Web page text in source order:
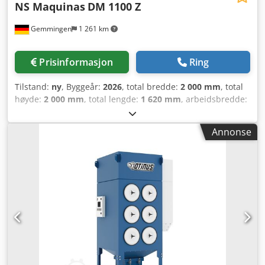
Gemmingen 1 261 km
NS Maquinas DM 1100 Z
Prisinformasjon Ring
Tilstand: ny, Byggeår: 2026, total bredde: 2 000 mm, total
høyde: 2 000 mm, total lengde: 1 620 mm, arbeidsbredde:
1 000 kg, effekt:
inngangsstrøm:20 A, maks. platetykkelse:120 mm, maks.
, Avgrading opptil 1100 mm.
Avgrading av metallskårne deler med opptil 1100 mm
bredde. DM1100 Z foredler og avgraderer lettmetallplater
skåret med laser, stansing eller sakser. Crsdpfxotzfpke Ah
Djf Denne maskinen er utstyrt med én bredbåndsstasjon
som kan brukes til avgrading av deler med en størrelse fra
50×50 mm og en bredde på opptil 1100 mm. DM1100 Z
egner seg også for overflatebearbeiding, og kan kjøres
både med standardslipepapir og med non-woven/Scotch-
bånd. DM1100 Z Arbeidskapasitet (mm): 1100x120 Antall
båndstasjoner (Z): 1 Slipebånd, dimensjoner (mm):
Annonse